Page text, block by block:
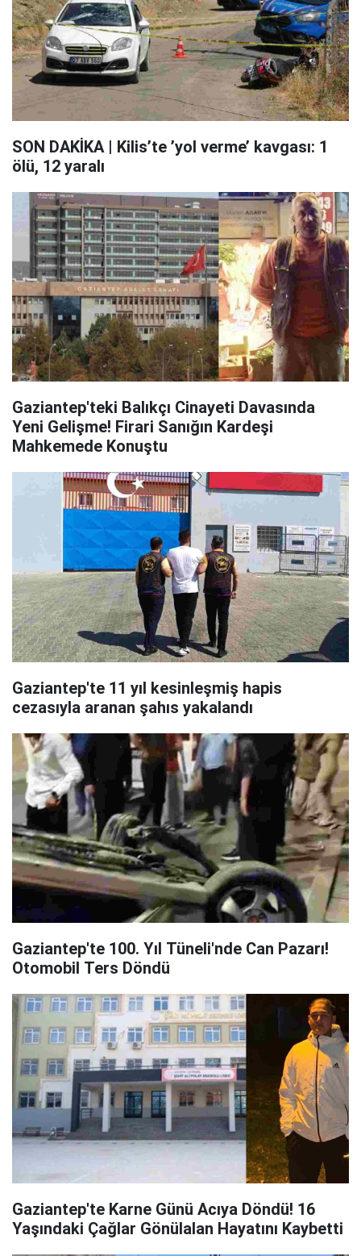
SON DAKİKA | Kilis’te ’yol verme’ kavgası: 1
ölü, 12 yaralı
Gaziantep'teki Balıkçı Cinayeti Davasında
Yeni Gelişme! Firari Sanığın Kardeşi
Mahkemede Konuştu
Gaziantep'te 11 yıl kesinleşmiş hapis
cezasıyla aranan şahıs yakalandı
Gaziantep'te 100. Yıl Tüneli'nde Can Pazarı!
Otomobil Ters Döndü
Gaziantep'te Karne Günü Acıya Döndü! 16
Yaşındaki Çağlar Gönülalan Hayatını Kaybetti